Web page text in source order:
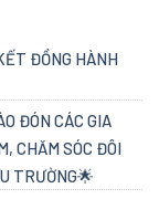
ĐỒNG HÀNH
ĐÓN CÁC GIA
CHĂM SÓC ĐÔI
TRƯỜNG🌟